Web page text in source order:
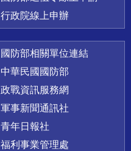
行政院線上申辦
國防部相關單位連結
中華民國國防部
政戰資訊服務網
軍事新聞通訊社
青年日報社
福利事業管理處